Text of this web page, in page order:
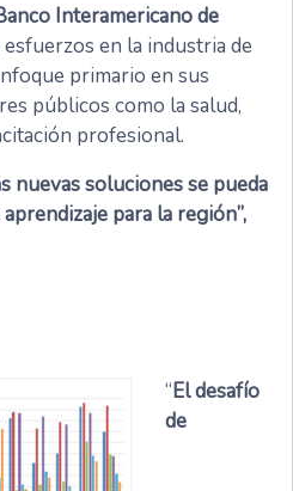
Interamericano de
en la industria de
primario en sus
públicos como la salud,
profesional.
nuevas soluciones se pueda
para la región”,
“El desafío
de